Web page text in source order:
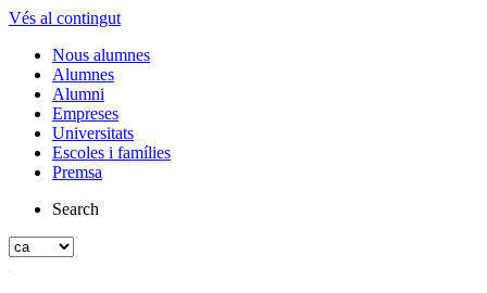
Vés al contingut
Nous alumnes
Alumnes
Alumni
Empreses
Universitats
Escoles i famílies
Premsa
Search